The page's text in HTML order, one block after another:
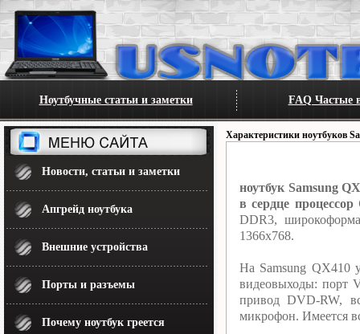
Ноутбучные статьи и заметки FAQ Частые
Новости, статьи и заметки
Апгрейд ноутбука
Внешние устройства
Порты и разъемы
Почему ноутбук греется
Характеристики ноутбуков
ноутбук Samsung
в сердце
DDR3,
1366x768.
На Samsung QX410
видеовыходы: порт
привод DVD-RW,
микрофон. Имеется